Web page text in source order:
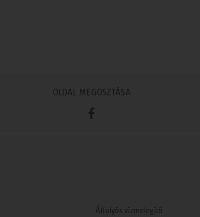
OLDAL MEGOSZTÁSA
Facebook
Átfolyós vízmelegítő